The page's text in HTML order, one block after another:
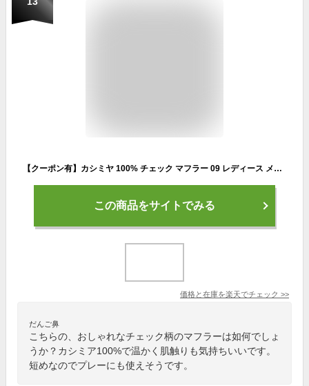
【クーポン有】カシミヤ 100% チェック マフラー 09 レディース メンズ チェックマフラー カシミア タータンチェック カシミヤマフラー カシミアマフラー チェック柄 ストール 秋冬 女性 男性 彼女 20代 30代 40代 50代 60代 プレゼント 誕生日プレゼント クリスマス
この商品をサイトでみる
価格と在庫を楽天でチェック >>
だんご鼻
こちらの、おしゃれなチェック柄のマフラーは如何でしょ
うか？カシミア100%で温かく肌触りも気持ちいいです。
短めなのでプレーにも使えそうです。